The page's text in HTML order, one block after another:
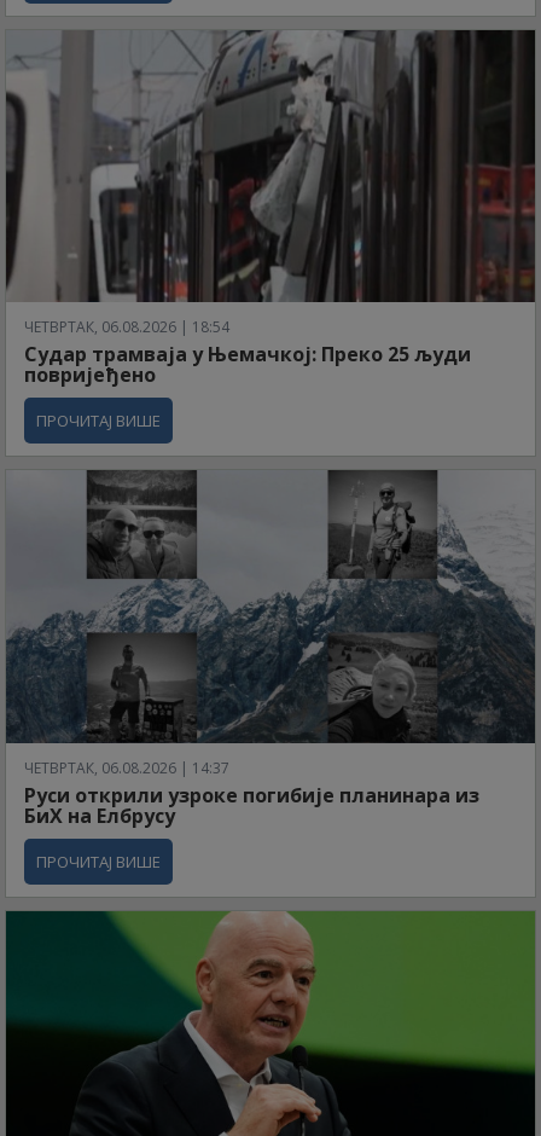
ЧЕТВРТАК, 06.08.2026 | 18:54
Судар трамваја у Њемачкој: Преко 25 људи
повријеђено
ПРОЧИТАЈ ВИШЕ
ЧЕТВРТАК, 06.08.2026 | 14:37
Руси открили узроке погибије планинара из
БиХ на Елбрусу
ПРОЧИТАЈ ВИШЕ